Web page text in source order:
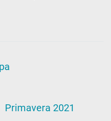
Primavera 2021